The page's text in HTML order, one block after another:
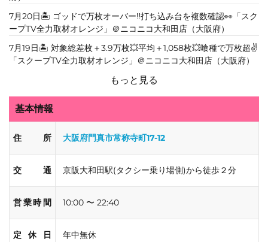
7月20日🏝️ ゴッドで万枚オーバー‼️打ち込み台を複数確認👀「スク
ープTV全力取材オレンジ」＠ニコニコ大和田店（大阪府）
7月19日🏝️ 対象総差枚＋3.9万枚💥平均＋1,058枚💥喰種で万枚超✌️
「スクープTV全力取材オレンジ」＠ニコニコ大和田店（大阪府）
もっと見る
基本情報
住所 大阪府門真市常称寺町17-12
交通 京阪大和田駅(タクシー乗り場側)から徒歩２分
営業時間 10:00 〜 22:40
定休日 年中無休